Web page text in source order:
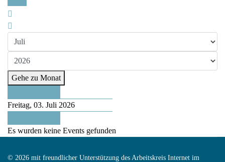
Gehe zu Monat
Freitag, 03. Juli 2026
Es wurden keine Events gefunden
© 2026 mit freundlicher Unterstützung des Arbeitskreis Internet im